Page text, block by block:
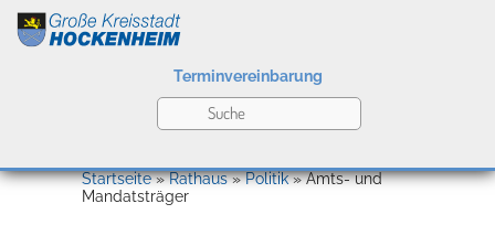
Terminvereinbarung
Startseite»Rathaus»Politik»Amts- und
Mandatsträger